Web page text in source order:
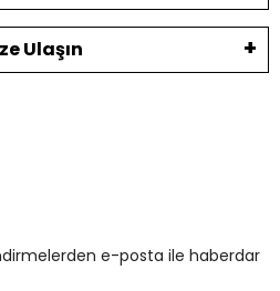
Ulaşın
e-posta ile haberdar